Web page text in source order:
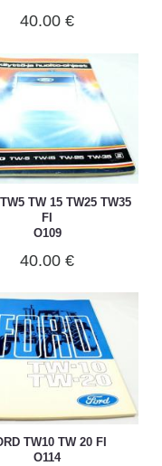
40.00 €
TW 15 TW25 TW35
FI
O109
40.00 €
TW10 TW 20 FI
O114